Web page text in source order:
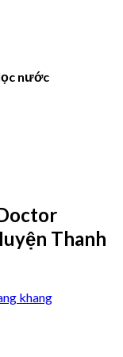
nước
Thanh
khang